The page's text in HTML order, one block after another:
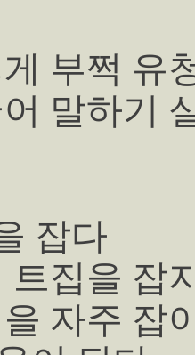
부쩍 유
말하기
잡다
트집을 잡
자주 잡